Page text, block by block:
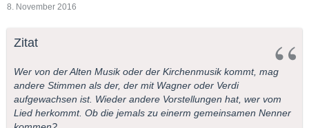
8. November 2016
Zitat
Wer von der Alten Musik oder der Kirchenmusik kommt, mag
andere Stimmen als der, der mit Wagner oder Verdi
aufgewachsen ist. Wieder andere Vorstellungen hat, wer vom
Lied herkommt. Ob die jemals zu einerm gemeinsamen Nenner